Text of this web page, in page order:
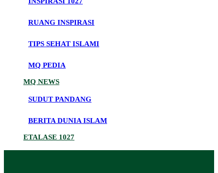
RUANG INSPIRASI
TIPS SEHAT ISLAMI
MQ PEDIA
MQ NEWS
SUDUT PANDANG
BERITA DUNIA ISLAM
ETALASE 1027